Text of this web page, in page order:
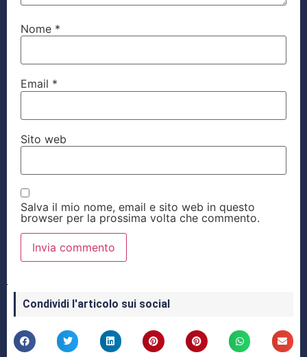
Nome *
Email *
Sito web
Salva il mio nome, email e sito web in questo
browser per la prossima volta che commento.
Condividi l'articolo sui social